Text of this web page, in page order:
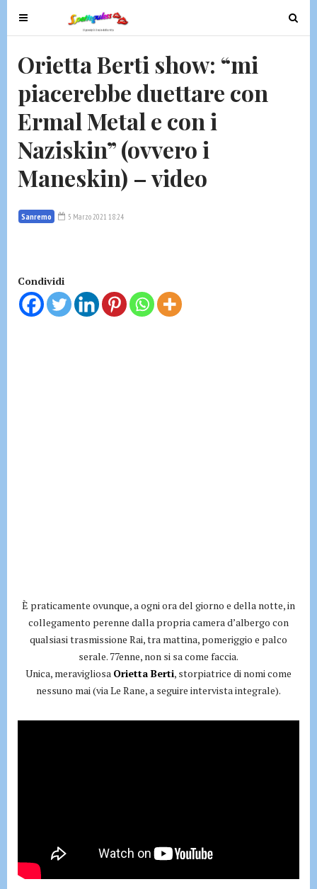
T
o
g
e
n
i
g
t
T
o
Orietta Berti show: “mi
piacerebbe duettare con
Ermal Metal e con i
Naziskin” (ovvero i
Maneskin) – video
Sanremo 5 Marzo 2021 18:24
Condividi
È praticamente ovunque, a ogni ora del giorno e della notte, in
collegamento perenne dalla propria camera d’albergo con
qualsiasi trasmissione Rai, tra mattina, pomeriggio e palco
serale. 77enne, non si sa come faccia.
Unica, meravigliosa Orietta Berti, storpiatrice di nomi come
nessuno mai (via Le Rane, a seguire intervista integrale).